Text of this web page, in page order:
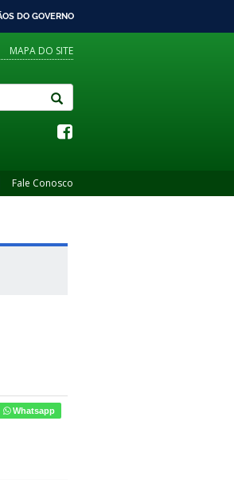
DO GOVERNO
MAPA DO SITE
Fale Conosco
Whatsapp